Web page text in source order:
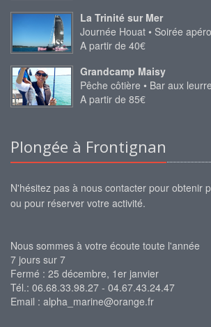
La Trinité sur Mer
Journée Houat • Soirée apéro
A partir de 40€
Grandcamp Maisy
Pêche côtière • Bar aux
A partir de 85€
Plongée à Frontignan
N'hésitez pas à nous contacter pour obtenir
ou pour réserver votre activité.
Nous sommes à votre écoute toute l'année
7 jours sur 7
Fermé : 25 décembre, 1er janvier
Tél.: 06.68.33.98.27 - 04.67.43.24.47
Email : alpha_marine@orange.fr